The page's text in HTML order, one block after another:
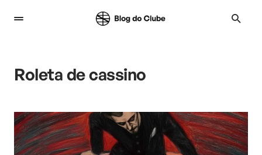
Roleta de cassino